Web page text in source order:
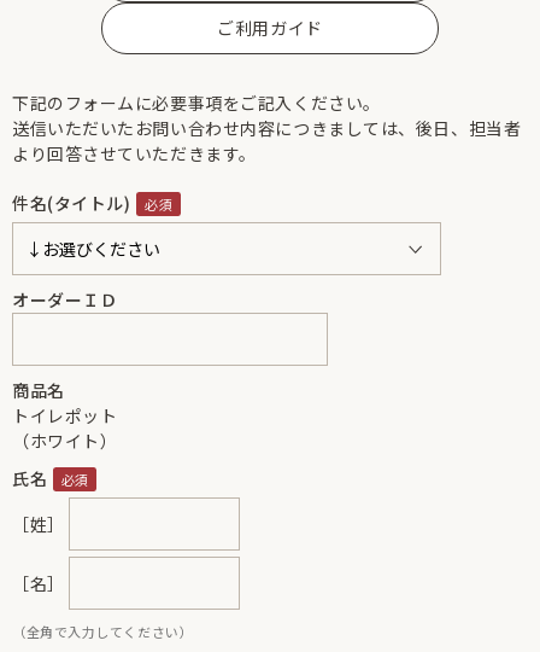
ご利用ガイド
下記のフォームに必要事項をご記入ください。
送信いただいたお問い合わせ内容につきましては、後日、担当者
より回答させていただきます。
件名(タイトル)
オーダーＩＤ
商品名
トイレポット
（ホワイト）
氏名
［姓］
［名］
（全角で入力してください）